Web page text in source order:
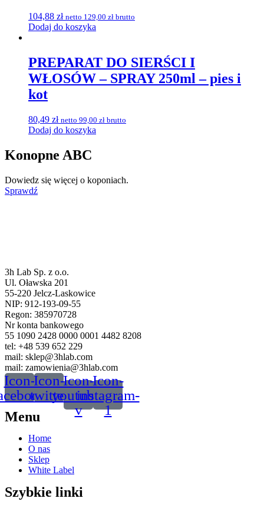
104,88 zł netto 129,00 zł brutto
Dodaj do koszyka
PREPARAT DO SIERŚCI I
WŁOSÓW – SPRAY 250ml – pies i
kot
80,49 zł netto 99,00 zł brutto
Dodaj do koszyka
Konopne ABC
Dowiedz się więcej o koponiach.
Sprawdź
3h Lab Sp. z o.o.
Ul. Oławska 201
55-220 Jelcz-Laskowice
NIP: 912-193-09-55
Regon: 385970728
Nr konta bankowego
55 1090 2428 0000 0001 4482 8208
tel: +48 539 652 229
mail: sklep@3hlab.com
mail: zamowienia@3hlab.com
Icon-Icon-
twitter
Icon-
youtube-
v
Icon-
instagram-
1
Menu
Home
O nas
Sklep
White Label
Szybkie linki